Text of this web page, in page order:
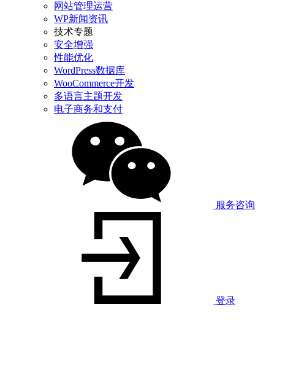
网站管理运营
WP新闻资讯
技术专题
安全增强
性能优化
WordPress数据库
WooCommerce开发
多语言主题开发
电子商务和支付
服务咨询
登录